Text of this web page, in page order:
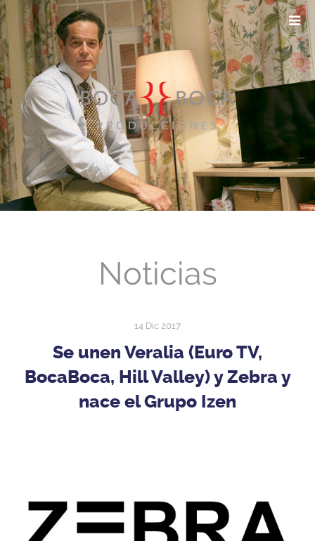
Sobre nosotros
Noticias
Contacto
Noticias
14 Dic 2017
Se unen Veralia (Euro TV,
BocaBoca, Hill Valley) y Zebra y
nace el Grupo Izen